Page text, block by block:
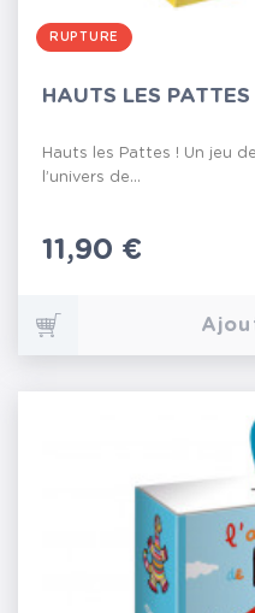
RUPTURE
HAUTS LES PATTES
Hauts les Pattes ! Un jeu
l’univers de...
Prix
11,90 €